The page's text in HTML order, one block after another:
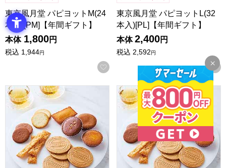
東京風月堂 パピヨットM(24
本入)[PM]【年間ギフト】
本体 1,800円
税込 1,944円
お気に入りに登録する
東京風月堂 パピヨットL(32
本入)[PL]【年間ギフト】
本体 2,400円
税込 2,592円
東京風月堂 パリ凱旋(21個入)[PGS]【年間ギフト】
東京風月堂 パリ凱旋(25個入